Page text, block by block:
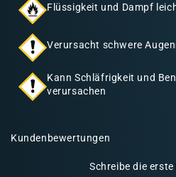
Flüssigkeit und Dampf
Verursacht schwere
Kann Schläfrigkeit und
verursachen
Kundenbewertungen
Schreibe die